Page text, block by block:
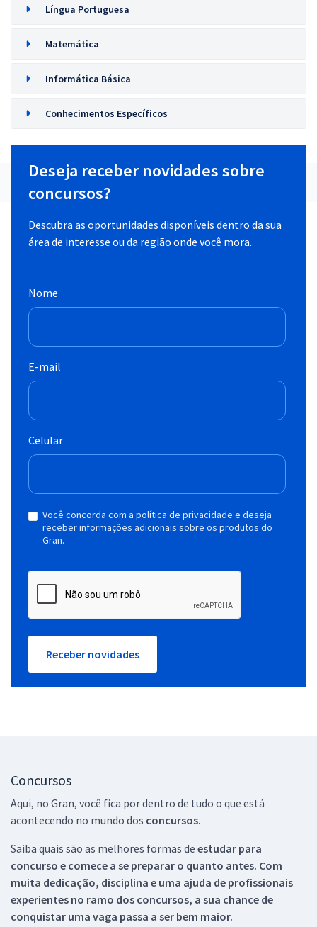
Língua Portuguesa
Matemática
Informática Básica
Conhecimentos Específicos
Deseja receber novidades sobre
concursos?
Descubra as oportunidades disponíveis dentro da sua
área de interesse ou da região onde você mora.
Nome
E-mail
Celular
Você concorda com a política de privacidade e deseja
receber informações adicionais sobre os produtos do
Gran.
Receber novidades
Concursos
Aqui, no Gran, você fica por dentro de tudo o que está
acontecendo no mundo dos concursos.
Saiba quais são as melhores formas de estudar para
concurso e comece a se preparar o quanto antes. Com
muita dedicação, disciplina e uma ajuda de profissionais
experientes no ramo dos concursos, a sua chance de
conquistar uma vaga passa a ser bem maior.